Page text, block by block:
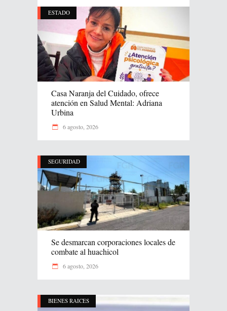
ESTADO
Casa Naranja del Cuidado, ofrece
atención en Salud Mental: Adriana
Urbina
6 agosto, 2026
SEGURIDAD
Se desmarcan corporaciones locales de
combate al huachicol
6 agosto, 2026
BIENES RAICES